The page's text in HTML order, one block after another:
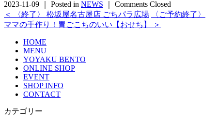
2023-11-09 ｜ Posted in NEWS
Comments Closed
＜ 〈終了〉 松坂屋名古屋店 ごちパラ広場
〈ご予約終了〉
ママの手作り！胃ごこちのいい【おせち】 ＞
HOME
MENU
YOYAKU BENTO
ONLINE SHOP
EVENT
SHOP INFO
CONTACT
カテゴリー